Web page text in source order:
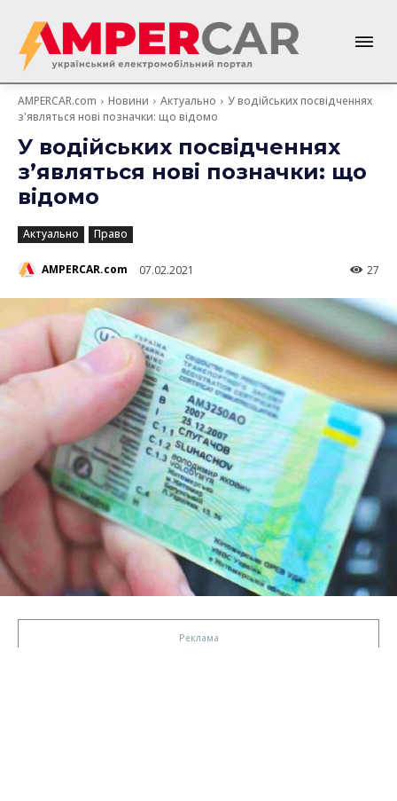
AMPERCAR.com Новини Актуально
У водійських посвідченнях
з'являться нові позначки: що відомо
У водійських посвідченнях
з’являться нові позначки: що
відомо
Актуально Право
AMPERCAR.com 07.02.2021 27